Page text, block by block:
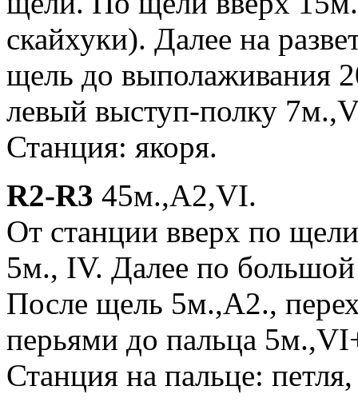
скайхуки). Далее на
щель до выполаживания
левый выступ-полку
Станция: якоря.
R2-R3 45м.,A2,VI.
От станции вверх по
5м., IV. Далее по
После щель 5м.,А2.,
перьями до пальца
Станция на пальце: